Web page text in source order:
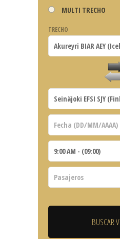
MULTI TRECHO
TRECHO